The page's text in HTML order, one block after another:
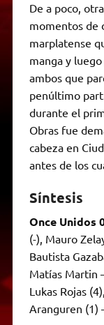
De a poco,
momentos de
marplatense
manga y
ambos que
penúltimo
durante el
Obras fue
cabeza en
antes de los
Síntesis
Once Unidos
(-), Mauro
Bautista
Matías Martin
Lukas Rojas
Aranguren (1)